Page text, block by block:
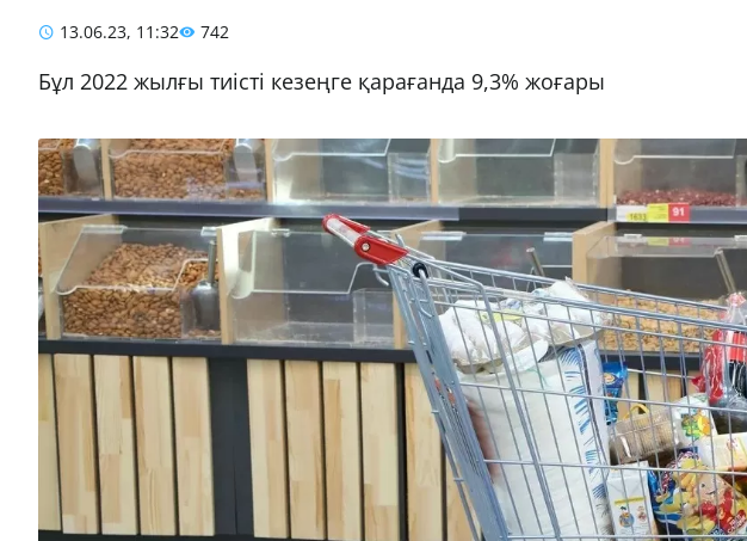
13.06.23, 11:32 742
Бұл 2022 жылғы тиісті кезеңге қарағанда 9,3% жоғары